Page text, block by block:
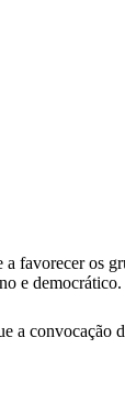
a favorecer
e
a